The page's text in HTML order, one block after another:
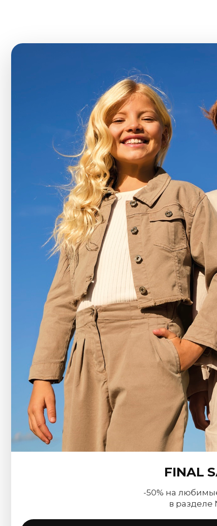
FINAL
-50% на
в разделе